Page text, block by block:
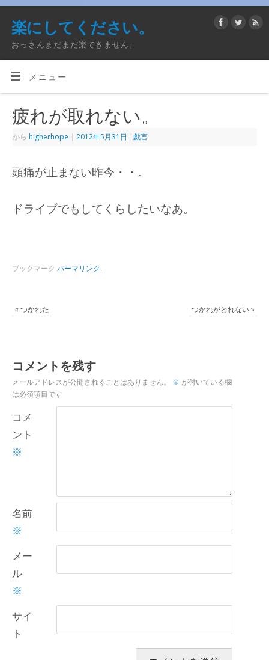
楽にしてください。
おっさんまだまだ楽できません。
メニュー
疲れが取れない。
から higherhope | 2012年5月31日 |戯言
頭痛が止まない昨今・・。
ドライブでもしてくらしたいなあ。
ブックマークパーマリンク.
« つかれた つかれがとれない»
コメントを残す
メールアドレスが公開されることはありません。 ※ が付いている欄
は必須項目です
コメ
ント
※
名前
※
メー
ル
※
サイ
ト